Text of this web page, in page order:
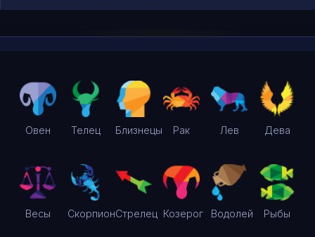
Овен Телец Близнецы Рак Лев Дева
Весы СкорпионСтрелец Козерог Водолей Рыбы